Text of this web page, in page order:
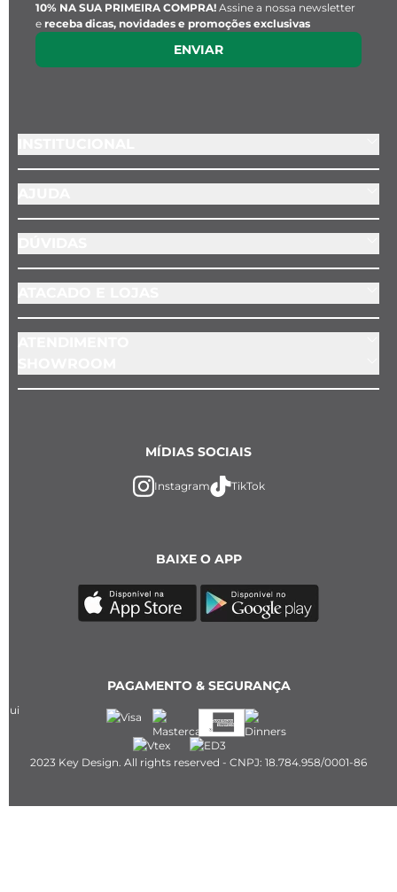
10% NA SUA PRIMEIRA COMPRA! Assine a nossa newsletter
e receba dicas, novidades e promoções exclusivas
ENVIAR
BAIXE O APP
MÍDIAS SOCIAIS
Instagram TikTok
PAGAMENTO & SEGURANÇA
2023 Key Design. All rights reserved - CNPJ: 18.784.958/0001-86